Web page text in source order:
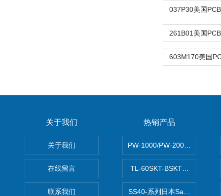
关于我们
关于我们
在线留言
联系我们
热销产品
PW-1000/PW-
TL-60SKT-BSKTC张力控制器
SS40-系列日本Sawamura泽